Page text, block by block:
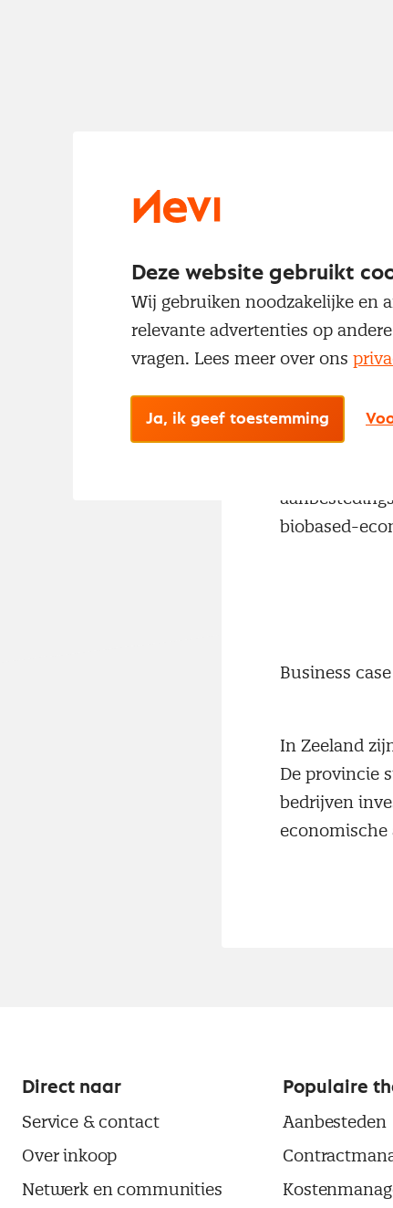
biobased-
Business
In Zeeland
De provincie
bedrijven
economische
Direct naar
Service & contact
Over inkoop
Netwerk en communities
Populaire
Aanbesteden
Deze website gebruikt
Wij gebruiken noodzakelijke en
relevante advertenties op
vragen. Lees meer over ons
Ja, ik geef toestemming